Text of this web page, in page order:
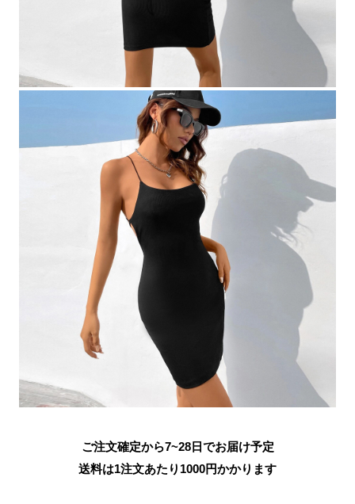
ご注文確定から7~28日でお届け予定
送料は1注文あたり 1000円かかります